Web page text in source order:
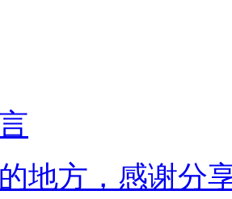
地方，感谢分